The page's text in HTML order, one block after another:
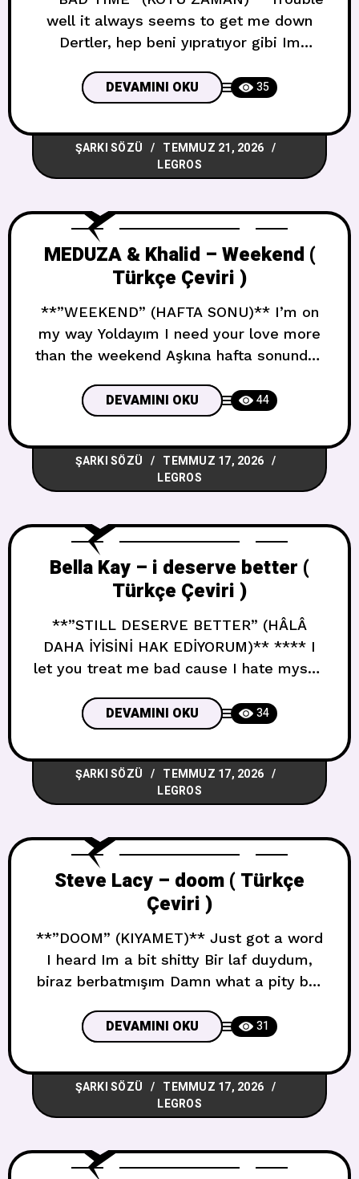
well it always seems to get me down
Dertler, hep beni yıpratıyor gibi Im
around İşlerin düzeleceğinden şüpheliyim
I gotta find a way to change my life
Hayatımı değiştirmenin bir yolunu
bulmalıyım Never have I ever been lucky
Hiç şanslı olmadım My back
DEVAMINI OKU 35
ŞARKI SÖZÜ
TEMMUZ 21, 2026
LEGROS
MEDUZA & Khalid – Weekend (
Türkçe Çeviri )
**”WEEKEND” (HAFTA SONU)** I’m on
my way Yoldayım I need your love more
than the weekend Aşkına hafta sonundan
Gece gündüz I need your touch more
than the weekend Dokunuşuna hafta
sonundan daha çok ihtiyacım var I’m
wide awake, I’m wide awake Tamamen
uyanığım, tamamen uyanığım No
DEVAMINI OKU 44
ŞARKI SÖZÜ
TEMMUZ 17, 2026
LEGROS
Bella Kay – i deserve better (
Türkçe Çeviri )
**”STILL DESERVE BETTER” (HÂLÂ
DAHA İYİSİNİ HAK EDİYORUM)** **** I
let you treat me bad cause I hate myself
kendimden nefret ediyorum Theres a
screw or two loose everybody can tell
Bir iki vida gevşek, herkes anlayabilir Is
your Lexapro working Lexapro’n çalışıyor
mu You havent called me in
DEVAMINI OKU 34
ŞARKI SÖZÜ
TEMMUZ 17, 2026
LEGROS
Steve Lacy – doom ( Türkçe
Çeviri )
**”DOOM” (KIYAMET)** Just got a word
I heard Im a bit shitty Bir laf duydum,
biraz berbatmışım Damn what a pity but
çok güzel kokuyorum Oh to be a villain
living in sin city Oh günah şehrinde bir
kötü adam olmak Everybody does it but
nobody talks
DEVAMINI OKU 31
ŞARKI SÖZÜ
TEMMUZ 17, 2026
LEGROS